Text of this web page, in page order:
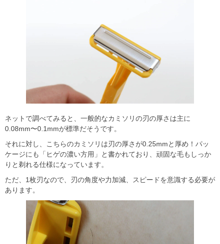
ネットで調べてみると、一般的なカミソリの刃の厚さは主に
0.08mm〜0.1mmが標準だそうです。
それに対し、こちらのカミソリは刃の厚さが0.25mmと厚め！パッ
ケージにも「ヒゲの濃い方用」と書かれており、頑固な毛もしっか
りと剃れる仕様になっています。
ただ、1枚刃なので、刃の角度や力加減、スピードを意識する必要が
あります。